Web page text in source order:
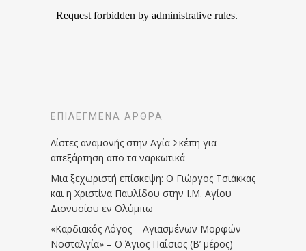
ΕΠΙΛΕΓΜΈΝΑ ΆΡΘΡΑ
Λίστες αναμονής στην Αγία Σκέπη για
απεξάρτηση απο τα ναρκωτικά
Μια ξεχωριστή επίσκεψη: Ο Γιώργος Τσιάκκας
και η Χριστίνα Παυλίδου στην Ι.Μ. Αγίου
Διονυσίου εν Ολύμπω
«Καρδιακός Λόγος – Αγιασμένων Μορφών
Νοσταλγία» – Ο Άγιος Παΐσιος (Β’ μέρος)